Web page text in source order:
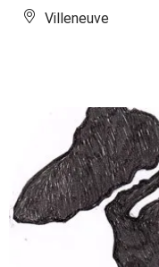
Villeneuve